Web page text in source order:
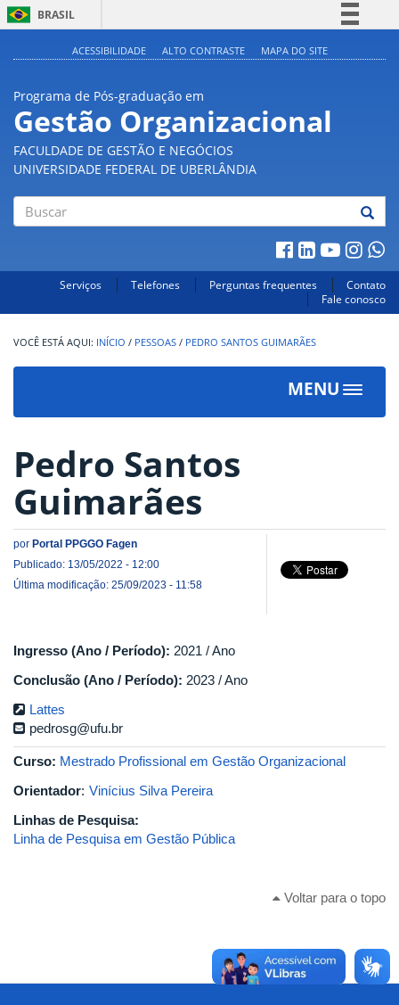
BRASIL
Acesso à informação
ACESSIBILIDADE ALTO CONTRASTE MAPA DO SITE
Programa de Pós-graduação em
Gestão Organizacional
FACULDADE DE GESTÃO E NEGÓCIOS
UNIVERSIDADE FEDERAL DE UBERLÂNDIA
Serviços Telefones Perguntas frequentes
Contato
Fale conosco
INÍCIO / PESSOAS / PEDRO SANTOS GUIMARÃES
MENU
Toggle
Pedro Santos
Guimarães
por Portal PPGGO Fagen
Publicado: 13/05/2022 - 12:00
Última modificação: 25/09/2023 - 11:58
Ingresso (Ano / Período): 2021 / Ano
Conclusão (Ano / Período): 2023 / Ano
Lattes
pedrosg@ufu.br
Curso: Mestrado Profissional em Gestão Organizacional
Orientador: Vinícius Silva Pereira
Linhas de Pesquisa:
Linha de Pesquisa em Gestão Pública
Voltar para o topo